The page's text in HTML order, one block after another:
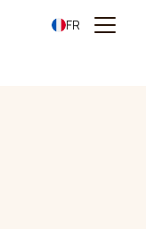
FR